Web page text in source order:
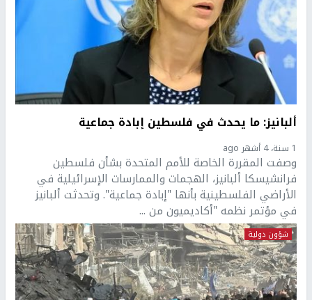
ألبانيز: ما يحدث في فلسطين إبادة جماعية
1 سنة، 4 أشهر ago
وصفت المقررة الخاصة للأمم المتحدة بشأن فلسطين
فرانشيسكا ألبانيز، الهجمات والممارسات الإسرائيلية في
الأراضي الفلسطينية بأنها "إبادة جماعية". وتحدثت ألبانيز
في مؤتمر نظمه "أكاديميون من ...
شؤون دولية